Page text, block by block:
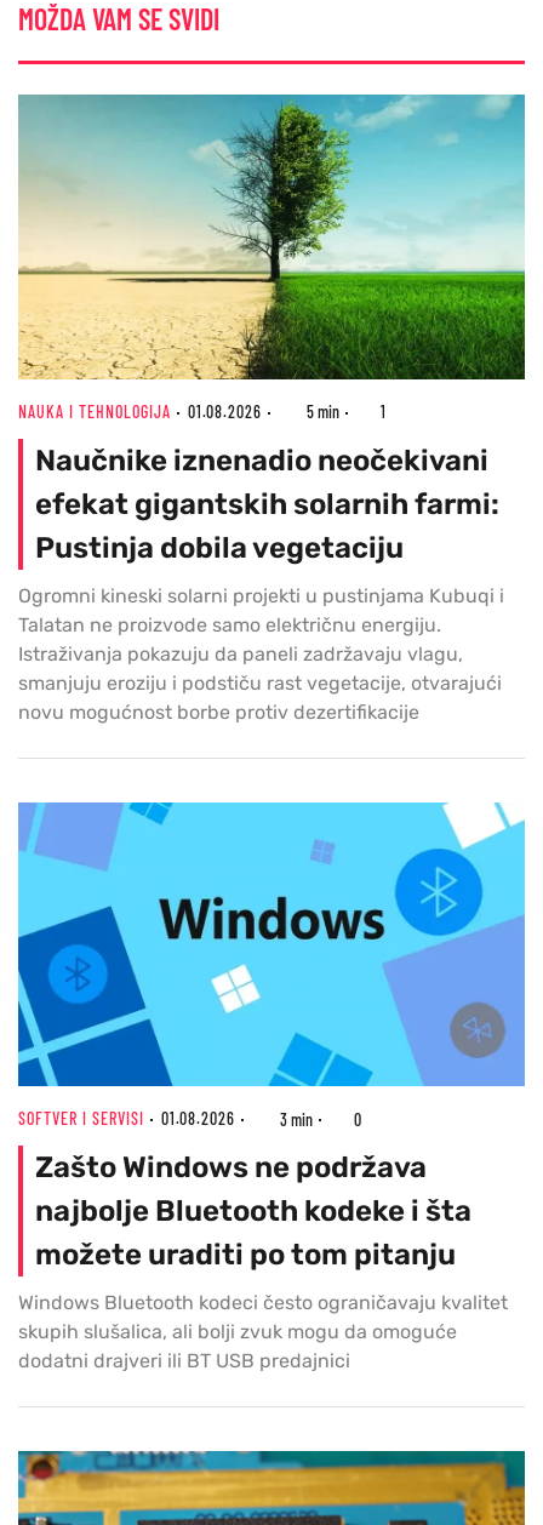
MOŽDA VAM SE SVIDI
NAUKA I TEHNOLOGIJA 01.08.2026 5 min 1
Naučnike iznenadio neočekivani
efekat gigantskih solarnih farmi:
Pustinja dobila vegetaciju
Ogromni kineski solarni projekti u pustinjama Kubuqi i
Talatan ne proizvode samo električnu energiju.
Istraživanja pokazuju da paneli zadržavaju vlagu,
smanjuju eroziju i podstiču rast vegetacije, otvarajući
novu mogućnost borbe protiv dezertifikacije
SOFTVER I SERVISI 01.08.2026 3 min 0
Zašto Windows ne podržava
najbolje Bluetooth kodeke i šta
možete uraditi po tom pitanju
Windows Bluetooth kodeci često ograničavaju kvalitet
skupih slušalica, ali bolji zvuk mogu da omoguće
dodatni drajveri ili BT USB predajnici